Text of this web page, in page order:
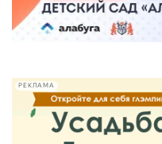
РЕКЛАМА